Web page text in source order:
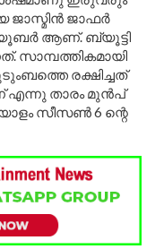
ജാസ്മിൻ ജാഫർ
ആണ്. ബ്യൂട്ടി
രക്ഷിച്ചത്
എന്നു താരം മുൻപ്
സീസൺ 6 ന്റെ